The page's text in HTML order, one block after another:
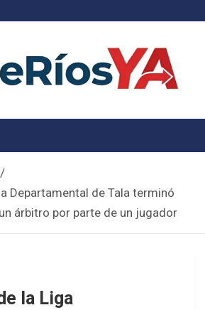
Entre Ríos
provincia ahora
Departamental de Tala terminó
árbitro por parte de un jugador
la Liga